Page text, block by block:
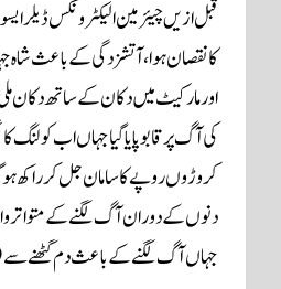
قبل ازیں چیئرمین الیکٹرونکس
کا نقصان ہوا، آتشزدگی کے باعث
کی آگ پر قابو پایا گیا جہاں اب
کروڑوں روپے کا سامان جل کر راکھ
دنوں کے دوران آگ لگنے کے متواتر
جہاں آگ لگنے کے باعث دم گھٹنے سے 9 افراد جاں بحق اور متعدد زخمی ہوئے۔